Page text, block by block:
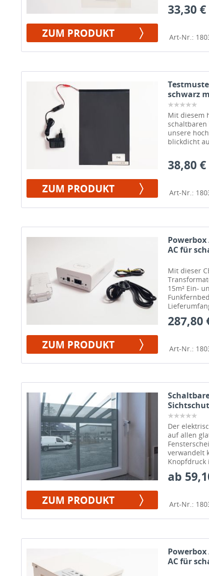
33,30
ZUM PRODUKT Art-Nr.:
schwarz
Mit diesem
schaltbaren
unsere
blickdicht
38,80
ZUM PRODUKT Art-Nr.:
Powerbox
AC für
Mit dieser
15m² Ein-
287,80
ZUM PRODUKT Art-Nr.:
Der
auf allen
verwandelt
Knopfdruck
ab
ZUM PRODUKT Art-Nr.:
Powerbox
AC für